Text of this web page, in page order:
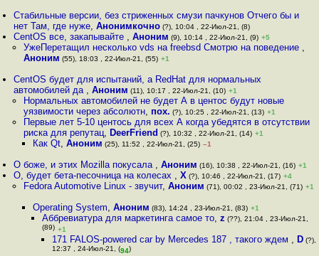
Стабильные версии, без стриженных смузи пачкунов Отчего бы и
нет Там, где нуже,Анонимкочно (?), 10:04 , 22-Июл-21, (8)
CentOS все, закапывайте ,Аноним (9), 10:14 , 22-Июл-21, (9) +5
УжеПеретащил несколько vds на freebsd Смотрю на поведение ,
Аноним (55), 18:03 , 22-Июл-21, (55) +1
CentOS будет для испытаний, а RedHat для нормальных
автомобилей да ,Аноним (11), 10:17 , 22-Июл-21, (10) +1
Нормальных автомобилей не будет А в центос будут новые
уязвимости через абсолютн, пох. (?), 10:25 , 22-Июл-21, (13) +1
Первые лет 5-10 центось для всех А когда убедятся в отсутствии
риска для репутац, DeerFriend (?), 10:32 , 22-Июл-21, (14) +1
Как Qt, Аноним (25), 11:52 , 22-Июл-21, (25) –1
О боже, и этих Mozilla покусала ,Аноним (16), 10:38 , 22-Июл-21, (16) +1
О, будет бета-песочница на колесах ,Х (?), 10:46 , 22-Июл-21, (17) +4
Fedora Automotive Linux - звучит, Аноним (71), 00:02 , 23-Июл-21, (71) +1
Operating System, Аноним (83), 14:24 , 23-Июл-21, (83) +1
Аббревиатура для маркетинга самое то,z (??), 21:04 , 23-Июл-21,
(89) +1
171 FALOS-powered car by Mercedes 187 , такого ждем , D(?),
12:37 , 24-Июл-21, (94)